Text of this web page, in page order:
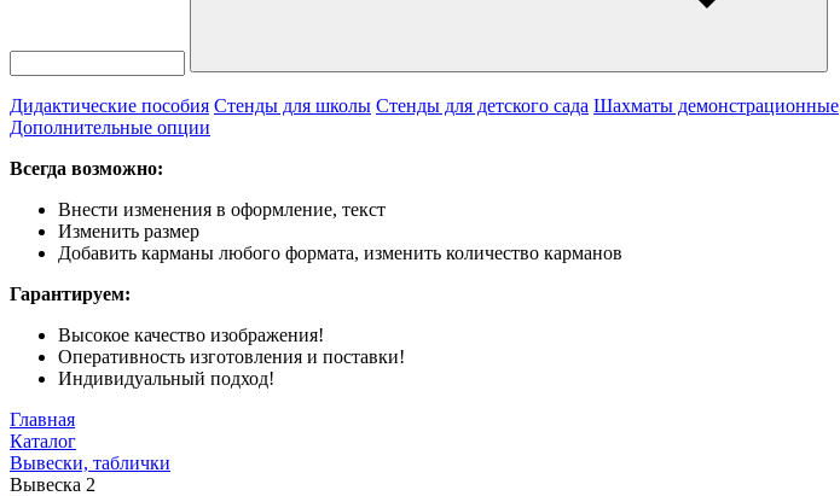
Дидактические пособия Стенды для школы Стенды для детского сада Шахматы демонстрационные
Дополнительные опции
Всегда возможно:
Внести изменения в оформление, текст
Изменить размер
Добавить карманы любого формата, изменить количество карманов
Гарантируем:
Высокое качество изображения!
Оперативность изготовления и поставки!
Индивидуальный подход!
Главная
Каталог
Вывески, таблички
Вывеска 2